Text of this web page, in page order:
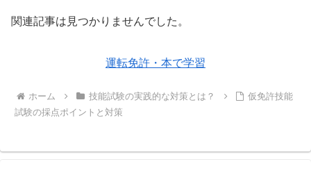
関連記事は見つかりませんでした。
運転免許・本で学習
ホーム 技能試験の実践的な対策とは？
仮免許技能
試験の採点ポイントと対策